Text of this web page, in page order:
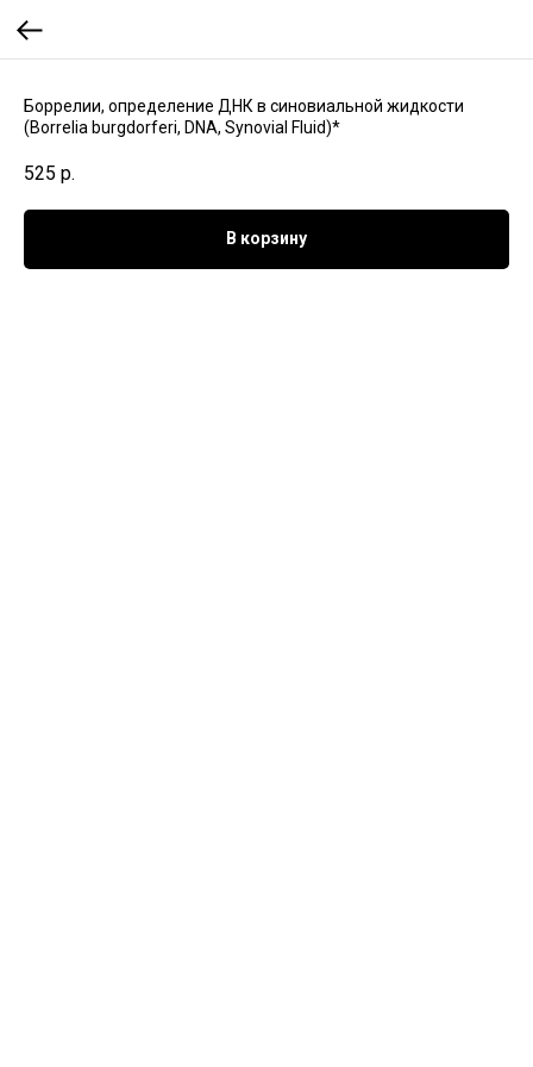
Боррелии, определение ДНК в синовиальной жидкости
(Вorrelia burgdorferi, DNA, Synovial Fluid)*
525 р.
В корзину